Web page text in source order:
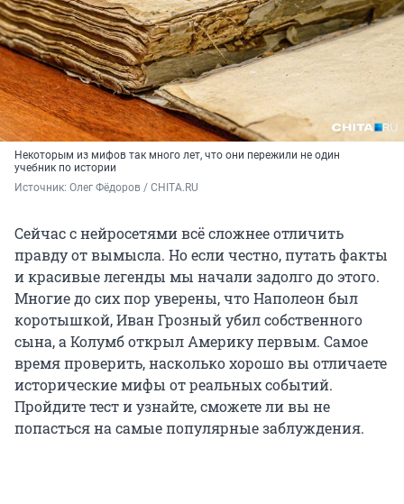
Некоторым из мифов так много лет, что они пережили не один
учебник по истории
Источник: Олег Фёдоров / CHITA.RU
Сейчас с нейросетями всё сложнее отличить
правду от вымысла. Но если честно, путать факты
и красивые легенды мы начали задолго до этого.
Многие до сих пор уверены, что Наполеон был
коротышкой, Иван Грозный убил собственного
сына, а Колумб открыл Америку первым. Самое
время проверить, насколько хорошо вы отличаете
исторические мифы от реальных событий.
Пройдите тест и узнайте, сможете ли вы не
попасться на самые популярные заблуждения.